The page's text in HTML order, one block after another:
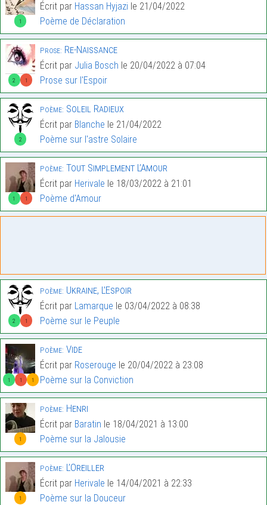
1
Écrit par Hassan Hyjazi le 21/04/2022
Poème de Déclaration
2 1
Prose: Re-Naissance
Écrit par Julia Bosch le 20/04/2022 à 07:04
Prose sur l'Espoir
2
Poème: Soleil Radieux
Écrit par Blanche le 21/04/2022
Poème sur l'astre Solaire
1 1
Poème: Tout Simplement L’Amour
Écrit par Herivale le 18/03/2022 à 21:01
Poème d'Amour
2 1
Poème: Ukraine, L’Espoir
Écrit par Lamarque le 03/04/2022 à 08:38
Poème sur le Peuple
1 1 1
Poème: Vide
Écrit par Roserouge le 20/04/2022 à 23:08
Poème sur la Conviction
1
Poème: Henri
Écrit par Baratin le 18/04/2021 à 13:00
Poème sur la Jalousie
1
Poème: L’Oreiller
Écrit par Herivale le 14/04/2021 à 22:33
Poème sur la Douceur